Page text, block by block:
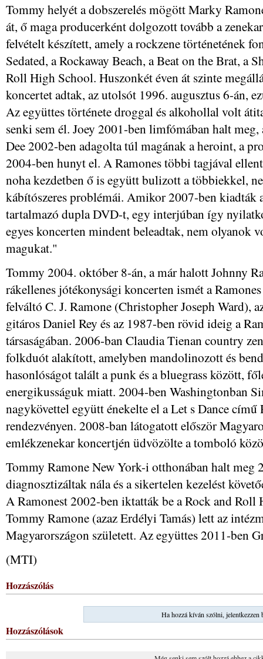
Tommy helyét a dobszerelés mögött Marky
át, ő maga producerként dolgozott tovább a
felvételt készített, amely a rockzene történetének
Sedated, a Rockaway Beach, a Beat on the Brat, a
Roll High School. Huszonkét éven át szinte
koncertet adtak, az utolsót 1996. augusztus 6-án,
Az együttes története droggal és alkohollal volt
senki sem él. Joey 2001-ben limfómában halt
Dee 2002-ben adagolta túl magának a heroint, a
2004-ben hunyt el. A Ramones többi tagjával
noha kezdetben ő is együtt bulizott a többiekkel,
kábítószeres problémái. Amikor 2007-ben kiadták
tartalmazó dupla DVD-t, egy interjúban így
egyes koncerten mindent beleadtak, nem olyanok
magukat."
Tommy 2004. október 8-án, a már halott Johnny
rákellenes jótékonysági koncerten ismét a
felváltó C. J. Ramone (Christopher Joseph Ward),
gitáros Daniel Rey és az 1987-ben rövid ideig a
társaságában. 2006-ban Claudia Tienan country
folkduót alakított, amelyben mandolinozott és
hasonlóságot talált a punk és a bluegrass között,
energikusságuk miatt. 2004-ben Washingtonban
nagykövettel együtt énekelte el a Let s Dance
rendezvényen. 2008-ban látogatott először
emlékzenekar koncertjén üdvözölte a tomboló
Tommy Ramone New York-i otthonában halt
diagnosztizáltak nála és a sikertelen kezelést
A Ramonest 2002-ben iktatták be a Rock and Roll
Tommy Ramone (azaz Erdélyi Tamás) lett az
Magyarországon született. Az együttes 2011-ben
(MTI)
Hozzászólás
Ha hozzá kíván szólni, jelentkezzen
Hozzászólások